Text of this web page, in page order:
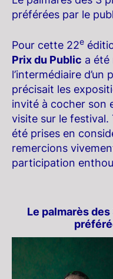
préférées par le
Pour cette 22e
Prix du Public a été
l’intermédiaire
précisait les
invité à cocher son
visite sur le
été prises en
remercions
participation
Le palmarès